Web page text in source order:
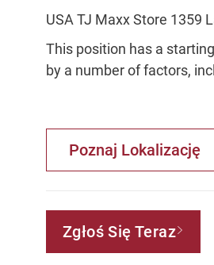
USA TJ Maxx Store 1359
This position has a
by a number of factors,
Poznaj Lokalizację
Zgłoś Się Teraz